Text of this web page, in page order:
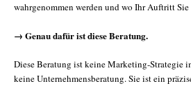
wahrgenommen werden und wo Ihr Auftritt
→ Genau dafür ist diese Beratung.
Diese Beratung ist keine Marketing-Strategie
keine Unternehmensberatung. Sie ist ein